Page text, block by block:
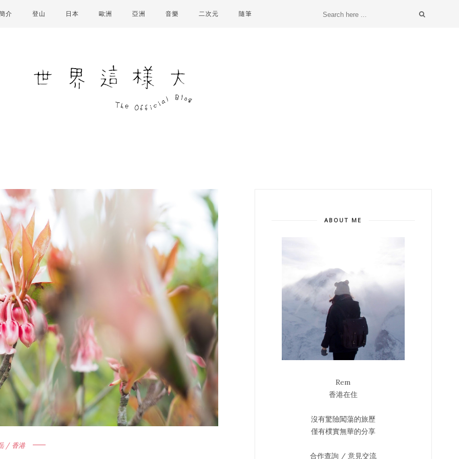
介 登山 日本 歐洲 亞洲 音樂 二次元 隨筆
/ 香港
ABOUT ME
Rem
香港在住
沒有驚險闖蕩的旅歷
僅有樸實無華的分享
合作查詢 / 意見交流